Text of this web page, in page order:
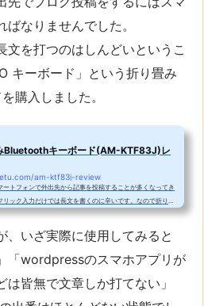
なりませんでした。
文を打つのはしんどいというこ
キーボード」という折り畳み
購入しました。
Bluetoothキーボード(AM-KTF83J)レ
am-ktf83j-review
ートフォンで外出先から記事を投稿することが多くなってき
ック入力だけでは長文を書くのに辛いです。なので折りた
ことを決めました。選ぶキーボードの条件は以下に設定しま
どで商品を探してみましたが、条件に合うキーボードがな
なく英語配列のものを購入しようと思いましたが、そんな
「MOB...
、いざ実際に使用してみると
「wordpressのスマホアプリが
皆無で文章しか打てない」